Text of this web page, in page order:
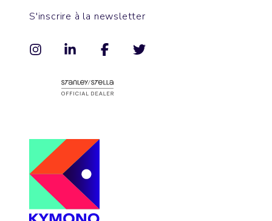
S'inscrire à la newsletter